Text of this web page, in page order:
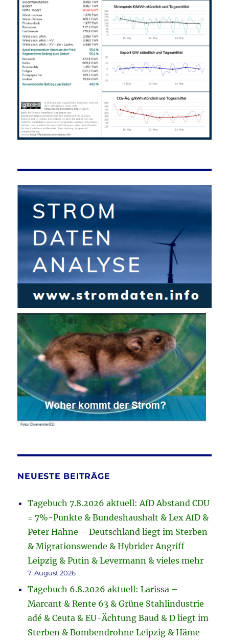
NEUESTE BEITRÄGE
Tagebuch 7.8.2026 aktuell: AfD Abstand CDU
= 7%-Punkte & Bundeshaushalt & Lex AfD &
Peter Hahne – Deutschland liegt im Sterben
& Migrationswende & Hybrider Angriff
Leipzig & Putin & Levermann & vieles mehr
7. August 2026
Tagebuch 6.8.2026 aktuell: Larissa –
Marcant & Rente 63 & Grüne Stahlindustrie
adé & Ceuta & EU-Ächtung Baud & D liegt im
Sterben & Bombendrohne Leipzig & Häme